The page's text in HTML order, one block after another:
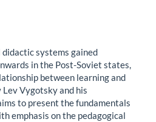
systems gained
in the Post-Soviet states,
between learning and
Vygotsky and his
to present the fundamentals
emphasis on the pedagogical